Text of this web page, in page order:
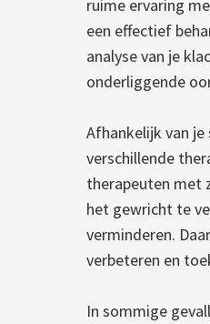
ruime ervaring
een effectief
analyse van je
onderliggende
Afhankelijk van
verschillende
therapeuten met
het gewricht te
verminderen.
verbeteren en
In sommige